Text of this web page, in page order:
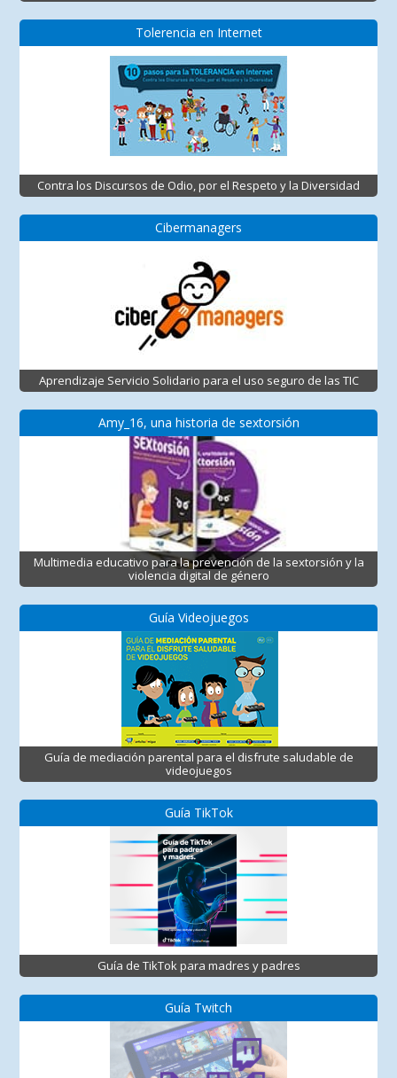
Tolerencia en Internet
Contra los Discursos de Odio, por el Respeto y la Diversidad
Cibermanagers
Aprendizaje Servicio Solidario para el uso seguro de las TIC
Amy_16, una historia de sextorsión
Multimedia educativo para la prevención de la sextorsión y la
violencia digital de género
Guía Videojuegos
Guía de mediación parental para el disfrute saludable de
videojuegos
Guía TikTok
Guía de TikTok para madres y padres
Guía Twitch